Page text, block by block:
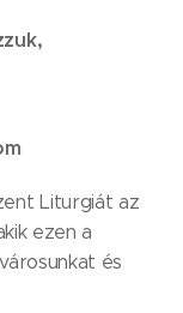
Liturgiát az
ezen a
és